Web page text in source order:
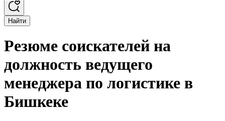
Найти
Резюме соискателей на
должность ведущего
менеджера по логистике в
Бишкеке